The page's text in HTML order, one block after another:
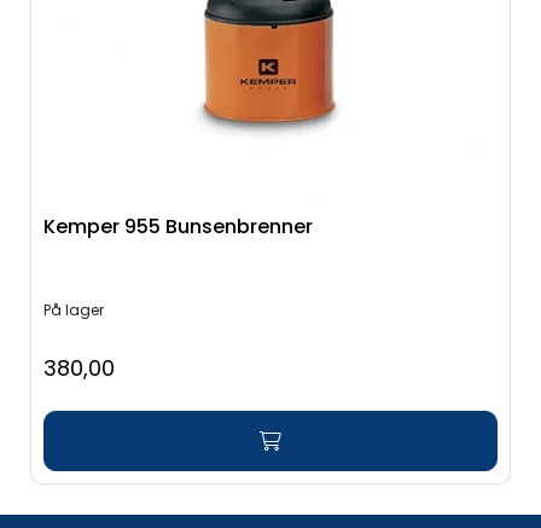
Kemper 955 Bunsenbrenner
På lager
380,00